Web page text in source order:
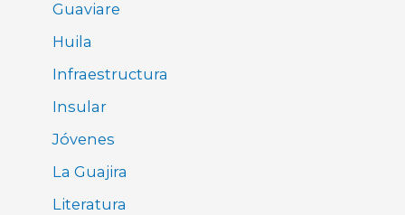
Guaviare
Huila
Infraestructura
Insular
Jóvenes
La Guajira
Literatura